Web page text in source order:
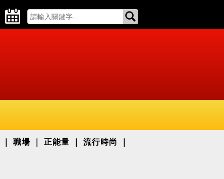
職場 正能量 流行時尚